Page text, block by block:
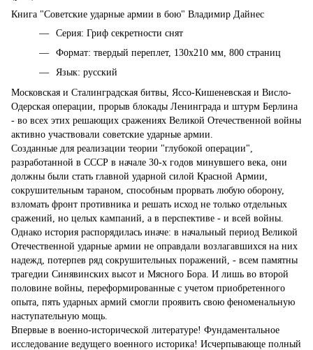
Книга "Советские ударные армии в бою" Владимир Дайнес
Серия: Гриф секретности снят
Формат: твердый переплет, 130х210 мм, 800 страниц
Язык: русский
Московская и Сталинградская битвы, Яссо-Кишеневская и Висло-
Одерская операции, прорыв блокады Ленинграда и штурм Берлина
- во всех этих решающих сражениях Великой Отечественной войны
активно участвовали советские ударные армии.
Созданные для реализации теории "глубокой операции",
разработанной в СССР в начале 30-х годов минувшего века, они
должны были стать главной ударной силой Красной Армии,
сокрушительным тараном, способным прорвать любую оборону,
взломать фронт противника и решать исход не только отдельных
сражений, но целых кампаний, а в перспективе - и всей войны.
Однако история распорядилась иначе: в начальный период Великой
Отечественной ударные армии не оправдали возлагавшихся на них
надежд, потерпев ряд сокрушительных поражений, - всем памятны
трагедии Синявинских высот и Мясного Бора. И лишь во второй
половине войны, переформированные с учетом приобретенного
опыта, пять ударных армий смогли проявить свою феноменальную
наступательную мощь.
Впервые в военно-исторической литературе! Фундаментальное
исследование ведущего военного историка! Исчерпывающе полный